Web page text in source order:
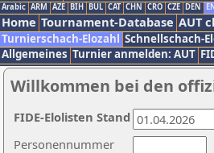
Arabic ARM AZE BIH BUL CAT CHN CRO CZE DEN
Home Tournament-Database AUT
Turnierschach-Elozahl Schnellschach-
Allgemeines Turnier anmelden: AUT
Willkommen bei den
Personennummer
FIDE-Elolisten Stand